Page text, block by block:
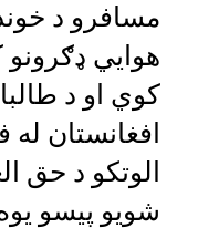
مسافرو د
هوايي
کوي او د
افغانستان
الوتکو د حق
شویو پیسو